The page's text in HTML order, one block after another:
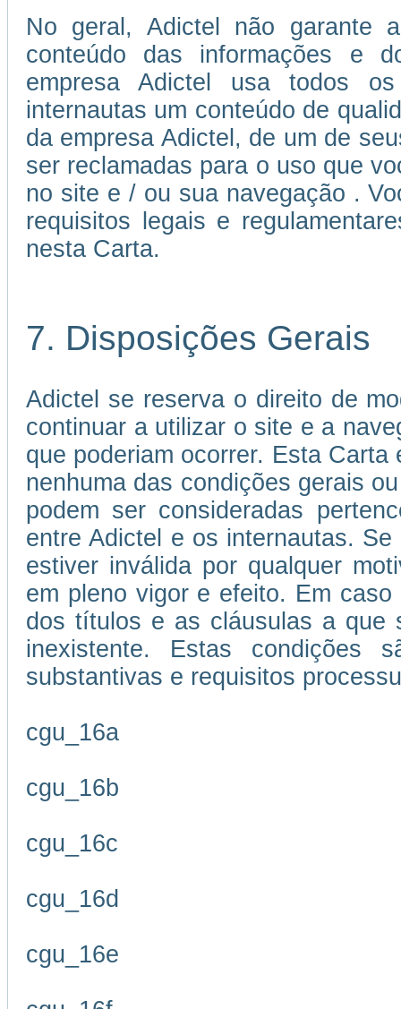
No geral, Adictel não garante
conteúdo das informações e
empresa Adictel usa todos
internautas um conteúdo de
da empresa Adictel, de um de
ser reclamadas para o uso que
no site e / ou sua navegação .
requisitos legais e
nesta Carta.
7. Disposições Gerais
Adictel se reserva o direito de
continuar a utilizar o site e a
que poderiam ocorrer. Esta
nenhuma das condições gerais
podem ser consideradas
entre Adictel e os internautas.
estiver inválida por qualquer
em pleno vigor e efeito. Em
dos títulos e as cláusulas a que
inexistente. Estas condições
substantivas e requisitos
cgu_16a
cgu_16b
cgu_16c
cgu_16d
cgu_16e